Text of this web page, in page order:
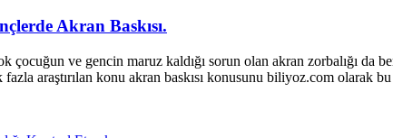
Akran Baskısı.
ve gencin maruz kaldığı sorun olan akran zorbalığı da
araştırılan konu akran baskısı konusunu biliyoz.com olarak